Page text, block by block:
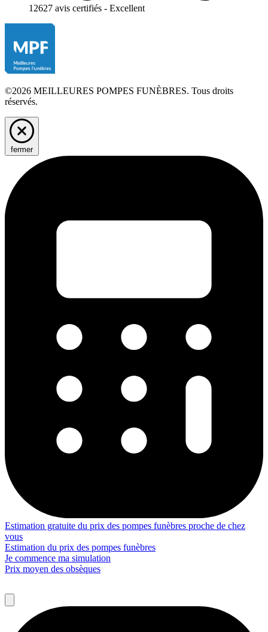
12627 avis certifiés - Excellent
©2026 MEILLEURES POMPES FUNÈBRES. Tous droits
réservés.
fermer
Estimation gratuite du prix des pompes funèbres proche de chez
vous
Estimation du prix des pompes funèbres
Je commence ma simulation
Prix moyen des obsèques